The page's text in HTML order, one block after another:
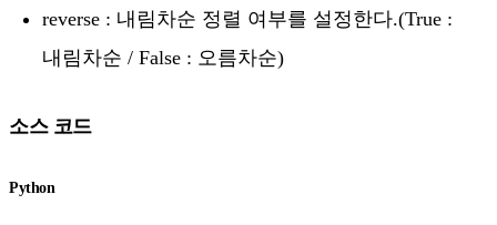
reverse : 내림차순 정렬 여부를 설정한다.(True :
내림차순 / False : 오름차순)
소스 코드
Python